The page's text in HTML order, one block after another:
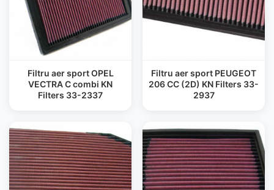
Filtru aer sport OPEL
VECTRA C combi KN
Filters 33-2337
Filtru aer sport PEUGEOT
206 CC (2D) KN Filters 33-
2937